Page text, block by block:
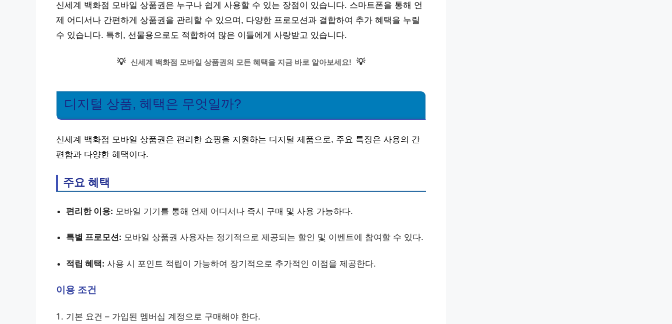
신세계 백화점 모바일 상품권은 누구나 쉽게 사용할 수 있는 장점이 있습니다. 스마트폰을 통해 언
제 어디서나 간편하게 상품권을 관리할 수 있으며, 다양한 프로모션과 결합하여 추가 혜택을 누릴
수 있습니다. 특히, 선물용으로도 적합하여 많은 이들에게 사랑받고 있습니다.
💡 신세계 백화점 모바일 상품권의 모든 혜택을 지금 바로 알아보세요! 💡
디지털 상품, 혜택은 무엇일까?
신세계 백화점 모바일 상품권은 편리한 쇼핑을 지원하는 디지털 제품으로, 주요 특징은 사용의 간
편함과 다양한 혜택이다.
주요 혜택
편리한 이용: 모바일 기기를 통해 언제 어디서나 즉시 구매 및 사용 가능하다.
특별 프로모션: 모바일 상품권 사용자는 정기적으로 제공되는 할인 및 이벤트에 참여할 수 있다.
적립 혜택: 사용 시 포인트 적립이 가능하여 장기적으로 추가적인 이점을 제공한다.
이용 조건
기본 요건 – 가입된 멤버십 계정으로 구매해야 한다.